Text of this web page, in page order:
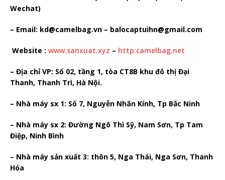
Wechat)
– Email: kd@camelbag.vn – balocaptuihn@gmail.com
Website : www.sanxuat.xyz – http:camelbag.net
– Địa chỉ VP: Số 02, tầng 1, tòa CT8B khu đô thị Đại
Thanh, Thanh Trì, Hà Nội.
– Nhà máy sx 1: Số 7, Nguyễn Nhân Kính, Tp Bắc Ninh
– Nhà máy sx 2: Đường Ngô Thì Sỹ, Nam Sơn, Tp Tam
Điệp, Ninh Bình
– Nhà máy sản xuất 3: thôn 5, Nga Thái, Nga Sơn, Thanh
Hóa